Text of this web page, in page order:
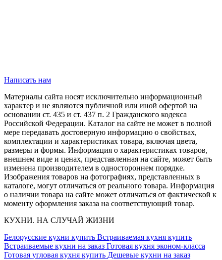
Написать нам
Материалы сайта носят исключительно информационный
характер и не являются публичной или иной офертой на
основании ст. 435 и ст. 437 п. 2 Гражданского кодекса
Российской Федерации. Каталог на сайте не может в полной
мере передавать достоверную информацию о свойствах,
комплектации и характеристиках товара, включая цвета,
размеры и формы. Информация о характеристиках товаров,
внешнем виде и ценах, представленная на сайте, может быть
изменена производителем в одностороннем порядке.
Изображения товаров на фотографиях, представленных в
каталоге, могут отличаться от реального товара. Информация
о наличии товара на сайте может отличаться от фактической к
моменту оформления заказа на соответствующий товар.
КУХНИ. НА СЛУЧАЙ ЖИЗНИ
Белорусские кухни купить Встраиваемая кухня купить
Встраиваемые кухни на заказ Готовая кухня эконом-класса
Готовая угловая кухня купить Дешевые кухни на заказ